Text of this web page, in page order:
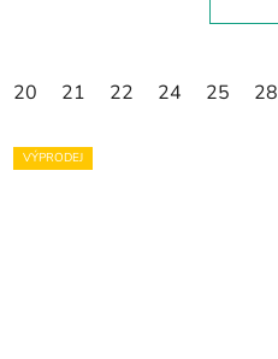
20 21 22 24 25 28
VÝPRODEJ